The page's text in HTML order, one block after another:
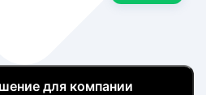
для компании